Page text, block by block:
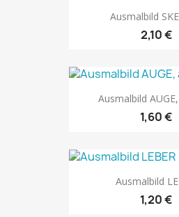
Ausmalbild
2,10 €
Ausmalbild
1,60 €
Ausmalbild
1,20 €